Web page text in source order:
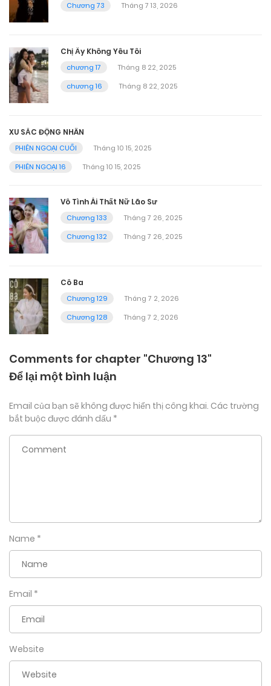
Chương 73
Tháng 7 13, 2026
Chị Ấy Không Yêu Tôi
chương 17
Tháng 8 22, 2025
chương 16
Tháng 8 22, 2025
XU SẮC ĐỘNG NHÂN
PHIÊN NGOẠI CUỐI
Tháng 10 15, 2025
PHIÊN NGOẠI 16
Tháng 10 15, 2025
Vô Tình Ái Thất Nữ Lão Sư
Chương 133
Tháng 7 26, 2025
Chương 132
Tháng 7 26, 2025
Cô Ba
Chương 129
Tháng 7 2, 2026
Chương 128
Tháng 7 2, 2026
Comments for chapter "Chương 13"
Để lại một bình luận
Email của bạn sẽ không được hiển thị công khai. Các trường
bắt buộc được đánh dấu *
Name *
Email *
Website